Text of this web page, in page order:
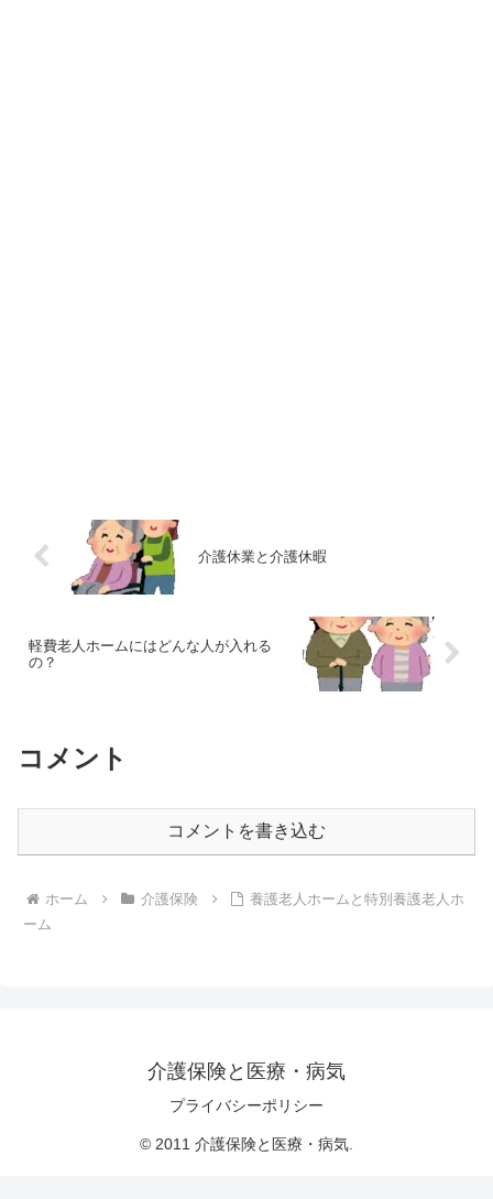
介護休業と介護休暇
軽費老人ホームにはどんな人が入れる
の？
コメント
コメントを書き込む
ホーム 介護保険
養護老人ホームと特別養護老人ホ
ーム
介護保険と医療・病気
プライバシーポリシー
© 2011 介護保険と医療・病気.